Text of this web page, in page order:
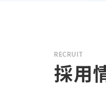
RECRUIT
採用